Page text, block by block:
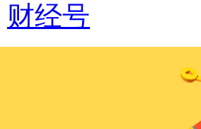
财经号